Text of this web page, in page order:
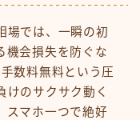
場では、一瞬の初
機会損失を防ぐな
数料無料という圧
けのサクサク動く
スマホ一つで絶好